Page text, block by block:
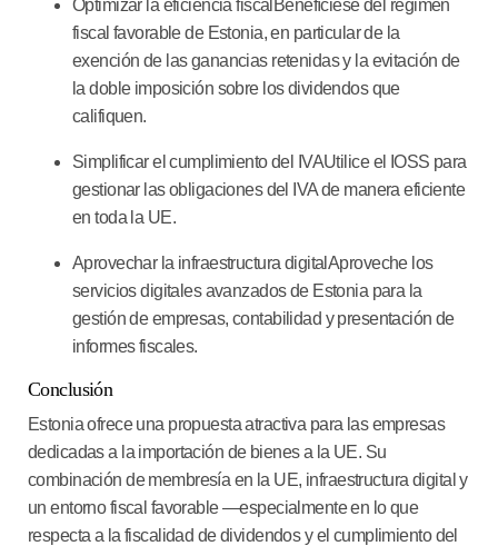
Optimizar la eficiencia fiscal Benefíciese del régimen
fiscal favorable de Estonia, en particular de la
exención de las ganancias retenidas y la evitación de
la doble imposición sobre los dividendos que
califiquen.
Simplificar el cumplimiento del IVAUtilice el IOSS para
gestionar las obligaciones del IVA de manera eficiente
en toda la UE.
Aprovechar la infraestructura digital Aproveche los
servicios digitales avanzados de Estonia para la
gestión de empresas, contabilidad y presentación de
informes fiscales.
Conclusión
Estonia ofrece una propuesta atractiva para las empresas
dedicadas a la importación de bienes a la UE. Su
combinación de membresía en la UE, infraestructura digital y
un entorno fiscal favorable —especialmente en lo que
respecta a la fiscalidad de dividendos y el cumplimiento del